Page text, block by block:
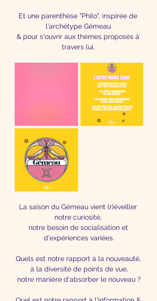
Et une parenthèse "Philo", inspirée de
l'archétype Gémeau
& pour s'ouvrir aux thèmes proposés à
travers lui.
La saison du Gémeau vient (r)éveiller
notre curiosité,
notre besoin de socialisation et
d'expériences variées.
Quels est notre rapport à la nouveauté,
à la diversité de points de vue,
notre manière d'absorber le nouveau ?